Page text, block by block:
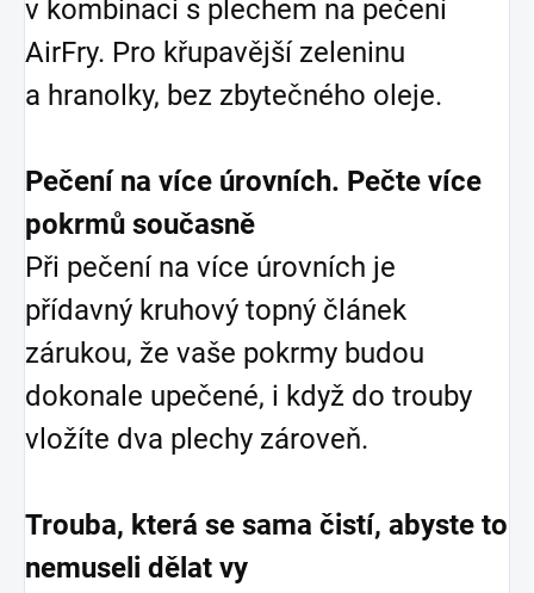
v kombinaci s plechem na pečení
AirFry. Pro křupavější zeleninu
a hranolky, bez zbytečného oleje.
Pečení na více úrovních. Pečte více
pokrmů současně
Při pečení na více úrovních je
přídavný kruhový topný článek
zárukou, že vaše pokrmy budou
dokonale upečené, i když do trouby
vložíte dva plechy zároveň.
Trouba, která se sama čistí, abyste to
nemuseli dělat vy